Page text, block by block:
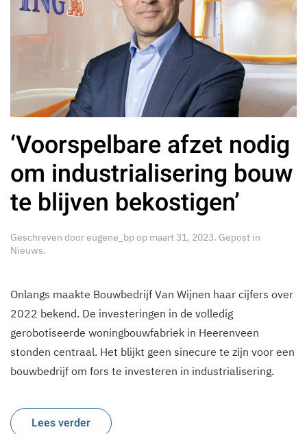
‘Voorspelbare afzet nodig
om industrialisering bouw
te blijven bekostigen’
Geschreven dooreugene_bpop maart 31, 2023. Gepost in
Nieuws.
Onlangs maakte Bouwbedrijf Van Wijnen haar cijfers over
2022 bekend. De investeringen in de volledig
gerobotiseerde woningbouwfabriek in Heerenveen
stonden centraal. Het blijkt geen sinecure te zijn voor een
bouwbedrijf om fors te investeren in industrialisering.
Lees verder